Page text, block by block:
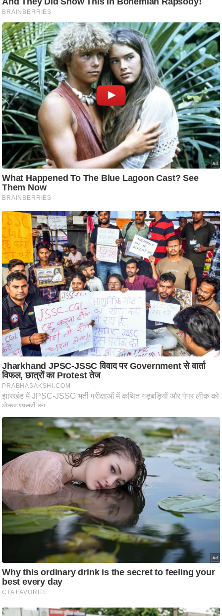
सा
म
यि
क
मा
तृ
भू
मि
स्तं
भ
ए
म
.
आ
र
.
आ
ई
चा
य
प
र
स
मी
क्षा
ध
र्म
ज्यो
ति
ष
भु
म
हि
मा
/
ध
र्म
स्थ
त
त्यो
हा
र